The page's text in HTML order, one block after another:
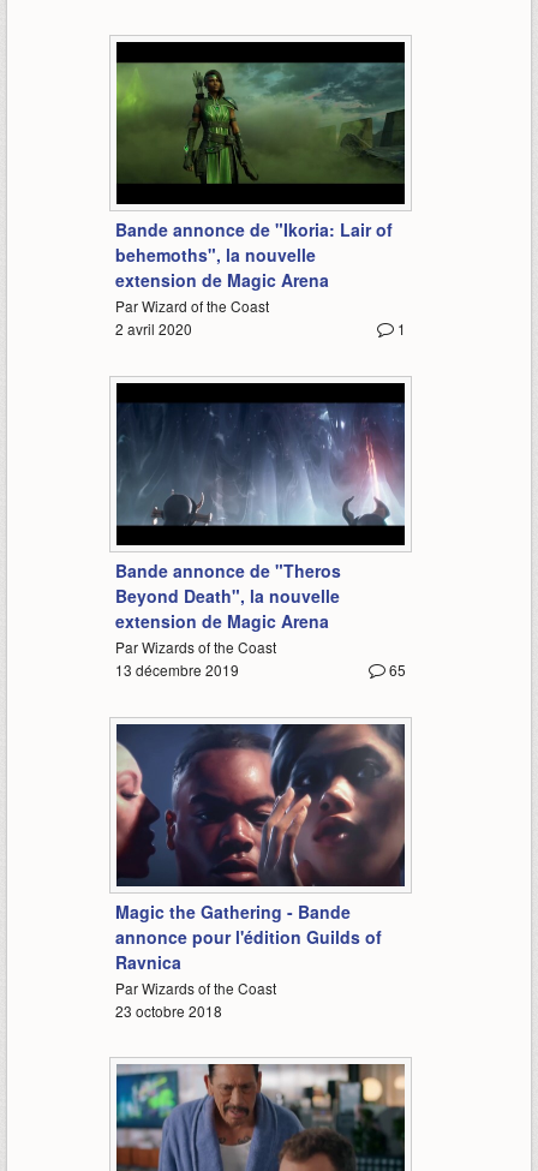
Bande annonce de "Ikoria: Lair of
behemoths", la nouvelle
extension de Magic Arena
Par Wizard of the Coast
1
2 avril 2020
1:55
Bande annonce de "Theros
Beyond Death", la nouvelle
extension de Magic Arena
Par Wizards of the Coast
65
13 décembre 2019
0:57
Magic the Gathering - Bande
annonce pour l'édition Guilds of
Ravnica
Par Wizards of the Coast
23 octobre 2018